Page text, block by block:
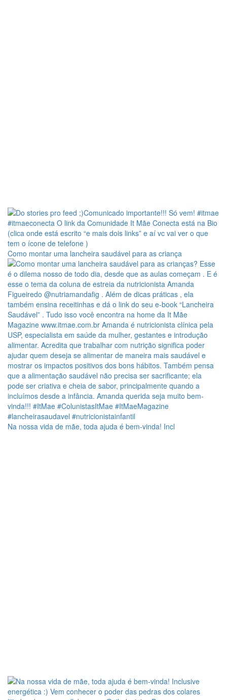
Como montar uma lancheira saudável para as criança
Na nossa vida de mãe, toda ajuda é bem-vinda! Incl